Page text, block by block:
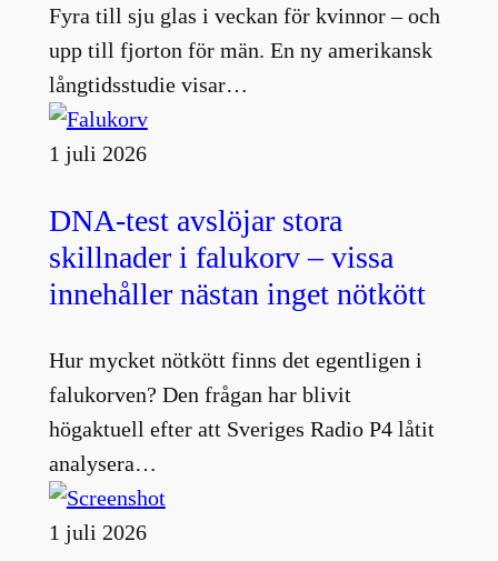
Fyra till sju glas i veckan för kvinnor – och
upp till fjorton för män. En ny amerikansk
långtidsstudie visar…
1 juli 2026
DNA-test avslöjar stora
skillnader i falukorv – vissa
innehåller nästan inget nötkött
Hur mycket nötkött finns det egentligen i
falukorven? Den frågan har blivit
högaktuell efter att Sveriges Radio P4 låtit
analysera…
1 juli 2026